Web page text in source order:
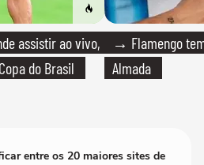
assistir ao vivo,
do Brasil
→ Flamengo
Almada
entre os 20 maiores sites de